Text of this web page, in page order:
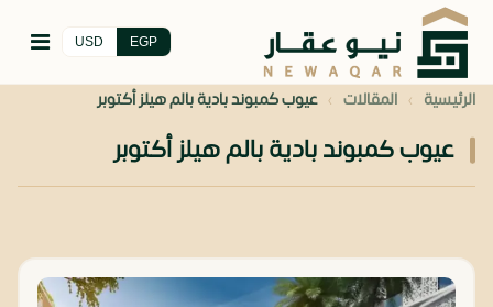
EGP
USD
الرئيسية › المقالات › عيوب كمبوند بادية بالم هيلز أكتوبر
عيوب كمبوند بادية بالم هيلز أكتوبر